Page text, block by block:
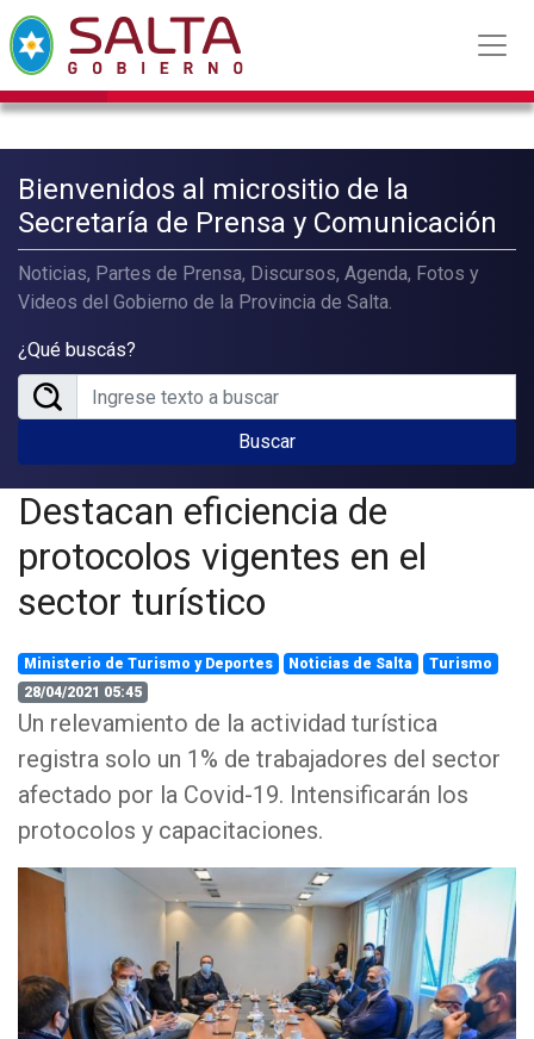
Bienvenidos al micrositio de la
Secretaría de Prensa y Comunicación
Noticias, Partes de Prensa, Discursos, Agenda, Fotos y
Videos del Gobierno de la Provincia de Salta.
¿Qué buscás?
Buscar
Destacan eficiencia de
protocolos vigentes en el
sector turístico
Ministerio de Turismo y Deportes Noticias de Salta
Turismo
28/04/2021 05:45
Un relevamiento de la actividad turística
registra solo un 1% de trabajadores del sector
afectado por la Covid-19. Intensificarán los
protocolos y capacitaciones.